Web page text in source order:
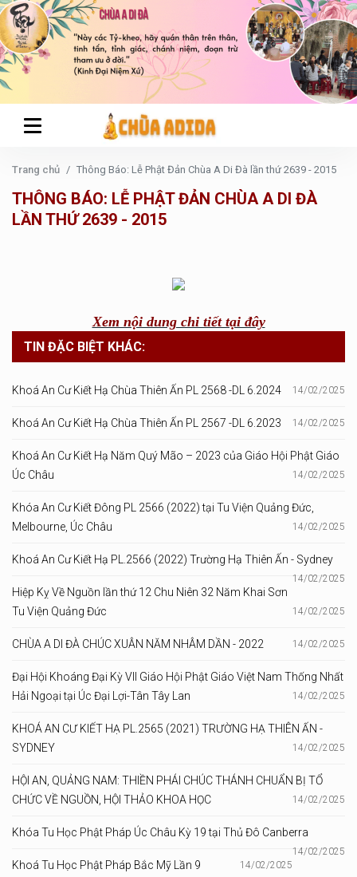
Trang chủ Thông Báo: Lễ Phật Đản Chùa A Di Đà lần thứ 2639 - 2015
THÔNG BÁO: LỄ PHẬT ĐẢN CHÙA A DI ĐÀ
LẦN THỨ 2639 - 2015
Xem nội dung chi tiết tại đây
TIN ĐẶC BIỆT KHÁC:
Khoá An Cư Kiết Hạ Chùa Thiên Ấn PL 2568 -DL 6.2024 14/02/2025
Khoá An Cư Kiết Hạ Chùa Thiên Ấn PL 2567 -DL 6.2023 14/02/2025
Khoá An Cư Kiết Hạ Năm Quý Mão – 2023 của Giáo Hội Phật Giáo
Úc Châu
14/02/2025
Khóa An Cư Kiết Đông PL 2566 (2022) tại Tu Viện Quảng Đức,
Melbourne, Úc Châu
14/02/2025
Khoá An Cư Kiết Hạ PL.2566 (2022) Trường Hạ Thiên Ấn - Sydney
14/02/2025
Hiệp Kỵ Về Nguồn lần thứ 12 Chu Niên 32 Năm Khai Sơn
Tu Viện Quảng Đức
14/02/2025
CHÙA A DI ĐÀ CHÚC XUÂN NĂM NHÂM DẦN - 2022 14/02/2025
Đại Hội Khoáng Đại Kỳ VII Giáo Hội Phật Giáo Việt Nam Thống Nhất
Hải Ngoại tại Úc Đại Lợi-Tân Tây Lan
14/02/2025
KHOÁ AN CƯ KIẾT HẠ PL.2565 (2021) TRƯỜNG HẠ THIÊN ẤN -
SYDNEY
14/02/2025
HỘI AN, QUẢNG NAM: THIỀN PHÁI CHÚC THÁNH CHUẨN BỊ TỔ
CHỨC VỀ NGUỒN, HỘI THẢO KHOA HỌC
14/02/2025
Khóa Tu Học Phật Pháp Úc Châu Kỳ 19 tại Thủ Đô Canberra
14/02/2025
Khoá Tu Học Phật Pháp Bắc Mỹ Lần 9 14/02/2025